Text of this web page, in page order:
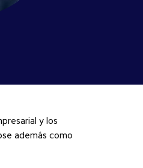
y los
además como